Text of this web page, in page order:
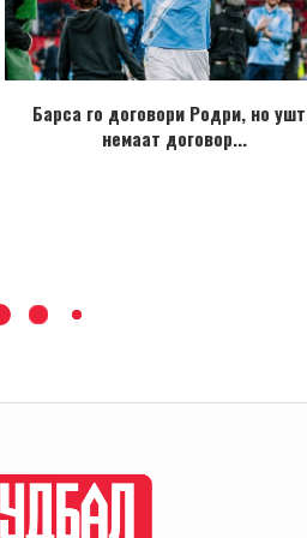
Барса го договори Родри, но
немаат договор...